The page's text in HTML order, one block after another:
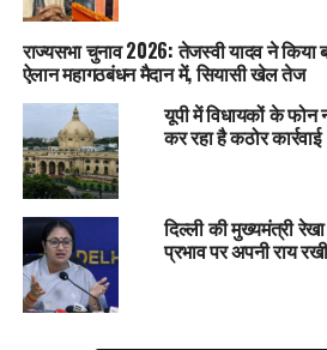
राज्यसभा चुनाव 2026: तेजस्वी यादव ने किया
ऐलान महागठबंधन मैदान में, सियासी खेल तेज
यूपी में विधायकों के फोन
कर रहा है कठोर कार्रवाई
दिल्ली की मुख्यमंत्री
प्रभाव पर अपनी राय रखी